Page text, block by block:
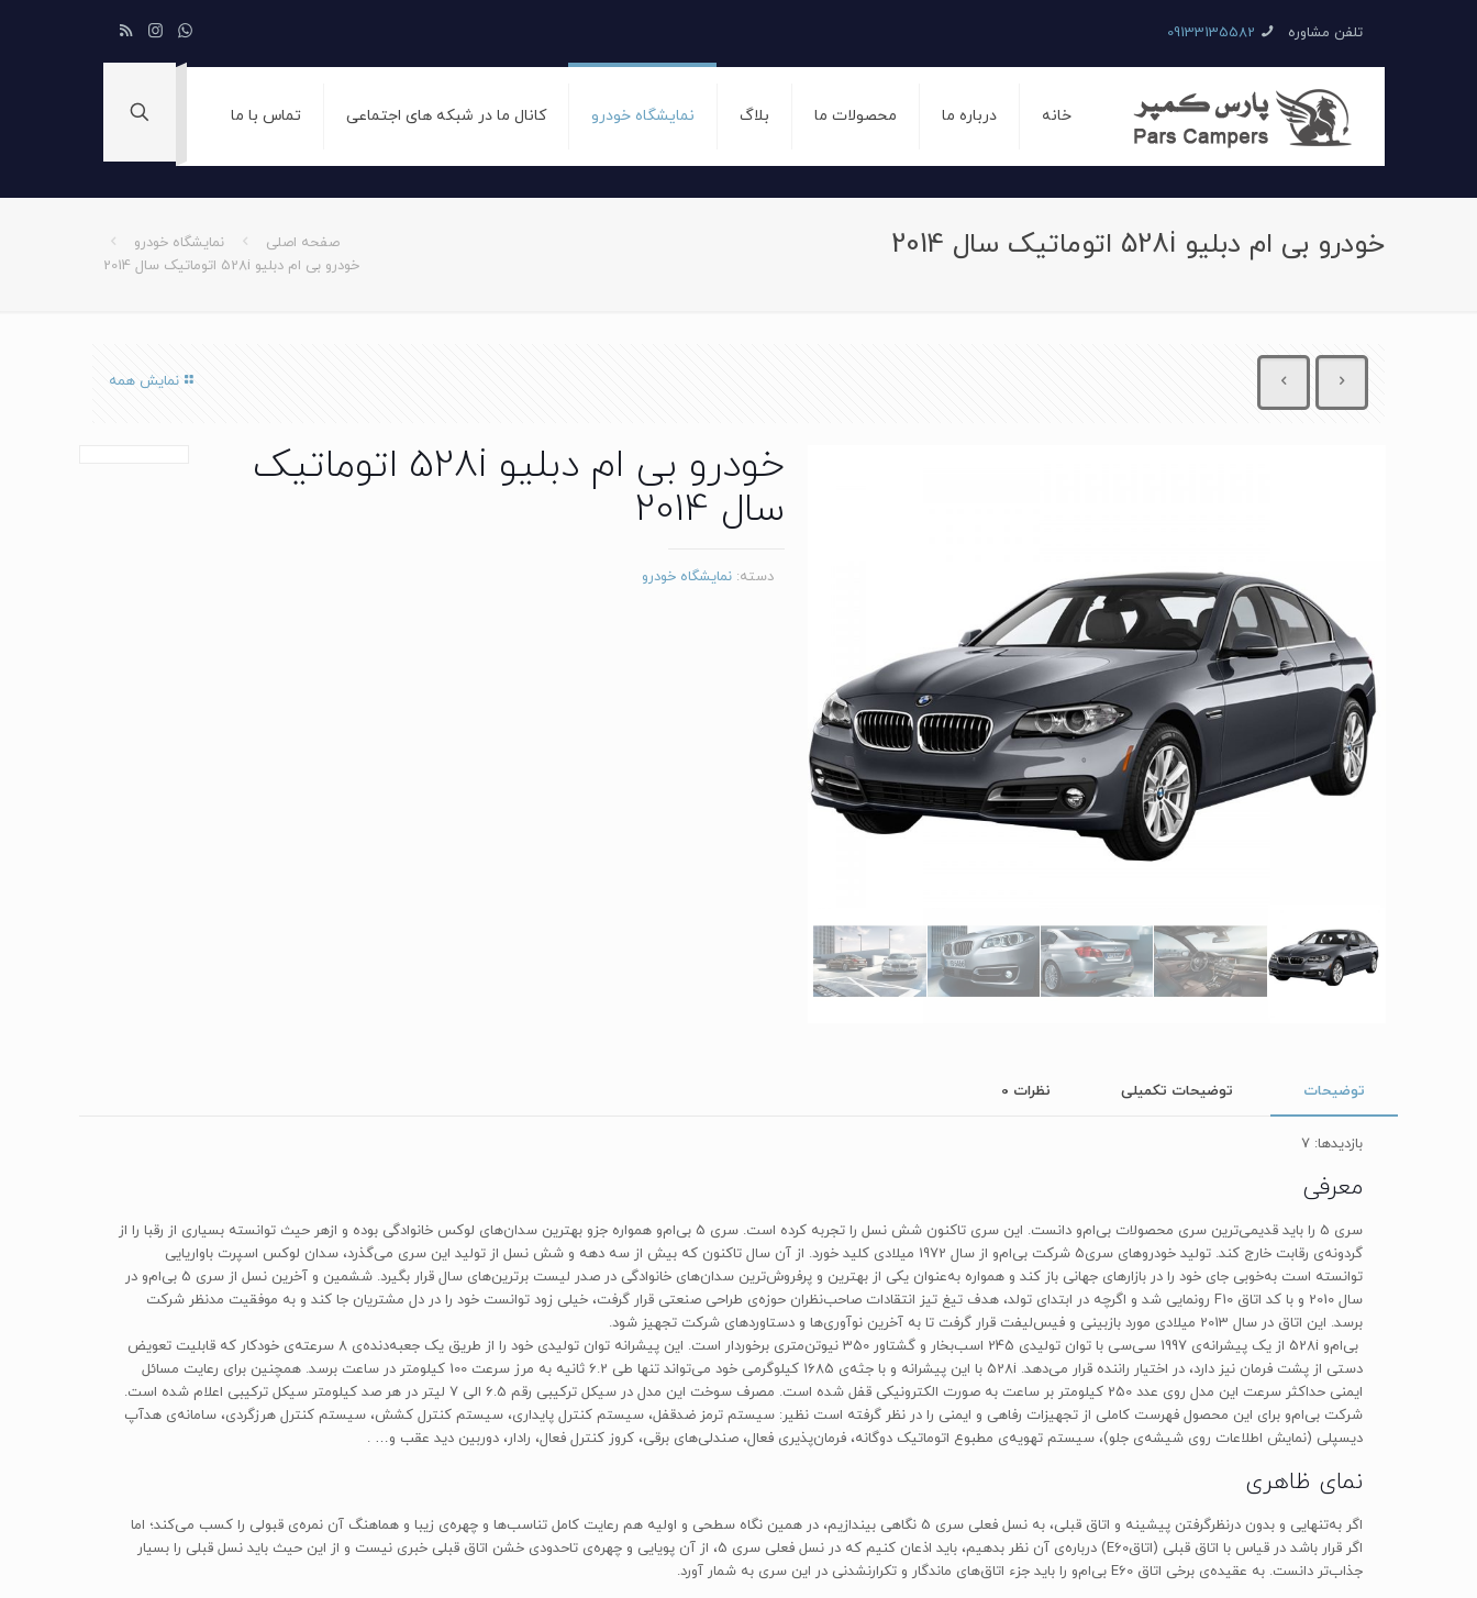
تلفن مشاوره 09133135582
خانه درباره ما محصولات ما بلاگ نمایشگاه خودرو کانال ما در شبکه های اجتماعی تماس با ما
خودرو بی ام دبلیو 528i اتوماتیک سال 2014 صفحه اصلی
نمایشگاه خودرو
خودرو بی ام دبلیو 528i اتوماتیک سال 2014
نمایش همه
خودرو بی ام دبلیو 528i اتوماتیک
سال 2014
دسته:نمایشگاه خودرو
توضیحات توضیحات تکمیلی نظرات 0
بازدیدها: 7
معرفی
سری 5 را باید قدیمی‌ترین سری محصولات بی‌ام‌و دانست. این سری تاکنون شش نسل را تجربه کرده است. سری 5 بی‌ام‌و همواره جزو بهترین سدان‌های لوکس خانوادگی بوده و ازهر حیث توانسته بسیاری از رقبا را از
گردونه‌ی رقابت خارج کند. تولید خودروهای سری5 شرکت بی‌ام‌و از سال 1972 میلادی کلید خورد. از آن سال تاکنون که بیش از سه دهه و شش نسل از تولید این سری می‌گذرد، سدان لوکس اسپرت باواریایی
توانسته ‌است به‌خوبی جای خود را در بازارهای جهانی باز کند و همواره به‌عنوان یکی از بهترین و پرفروش‌ترین سدان‌های خانوادگی در صدر لیست برترین‌های سال قرار بگیرد. ششمین و آخرین نسل از سری 5 بی‌ام‌و در
سال 2010 و با کد اتاق F10 رونمایی شد و اگرچه در ابتدای تولد، هدف تیغ تیز انتقادات صاحب‌نظران حوزه‌ی طراحی صنعتی قرار گرفت، خیلی زود توانست خود را در دل مشتریان جا کند و به موفقیت مدنظر شرکت
برسد. این اتاق در سال 2013 میلادی مورد بازبینی و فیس‌لیفت قرار گرفت تا به آخرین نوآوری‌ها و دستاوردهای شرکت تجهیز شود.
بی‌ام‌و 528i از یک پیشرانه‌ی 1997 سی‌سی با توان تولیدی 245 اسب‌بخار و گشتاور 350 نیوتن‌متری برخوردار است. این پیشرانه توان تولیدی خود را از طریق یک جعبه‌دنده‌ی 8 سرعته‌ی خودکار که قابلیت تعویض
دستی از پشت فرمان نیز دارد، در اختیار راننده قرار می‌دهد. 528i با این پیشرانه و با جثه‌ی 1685 کیلوگرمی خود می‌تواند تنها طی 6.2 ثانیه به مرز سرعت 100 کیلومتر در ساعت برسد. همچنین برای رعایت مسائل
ایمنی حداکثر سرعت این مدل روی عدد 250 کیلومتر بر ساعت به صورت الکترونیکی قفل شده است. مصرف سوخت این مدل در سیکل ترکیبی رقم 6.5 الی 7 لیتر در هر صد کیلومتر سیکل ترکیبی اعلام شده است.
شرکت بی‌ام‌و برای این محصول فهرست کاملی از تجهیزات رفاهی و ایمنی را در نظر گرفته است نظیر: سیستم ترمز ضدقفل، سیستم کنترل پایداری، سیستم کنترل کشش، سیستم کنترل هرزگردی، سامانه‌ی هدآپ
دیسپلی (نمایش اطلاعات روی شیشه‌ی جلو)، سیستم تهویه‌ی مطبوع اتوماتیک دوگانه، فرمان‌پذیری فعال، صندلی‌های برقی، کروز کنترل فعال، رادار، دوربین دید عقب و… .
نمای ظاهری
اگر به‌تنهایی و بدون درنظرگرفتن پیشینه و اتاق قبلی، به نسل فعلی سری 5 نگاهی بیندازیم، در همین نگاه سطحی و اولیه هم رعایت کامل تناسب‌ها و چهره‌ی زیبا و هماهنگ آن نمره‌ی قبولی را کسب می‌کند؛ اما
اگر قرار باشد در قیاس با اتاق قبلی (اتاقE60) درباره‌ی آن نظر بدهیم، باید اذعان کنیم که در نسل فعلی سری 5، از آن پویایی و چهره‌ی تاحدودی خشن اتاق قبلی خبری نیست و از این حیث باید نسل قبلی را بسیار
جذاب‌تر دانست. به عقیده‌ی برخی اتاق E60 بی‌ام‌و را باید جزء اتاق‌های ماندگار و تکرارنشدنی در این سری به شمار آورد.